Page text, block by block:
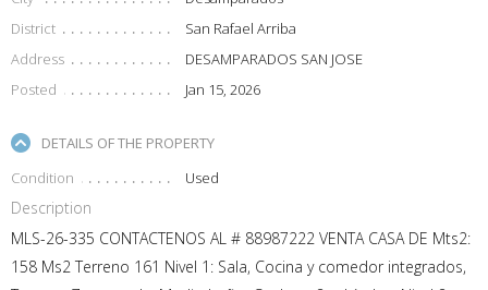
District
San Rafael Arriba
Address
DESAMPARADOS SAN JOSE
Posted
Jan 15, 2026
DETAILS OF THE PROPERTY
Condition
Used
Description
MLS-26-335 CONTACTENOS AL # 88987222 VENTA CASA DE Mts2:
158 Ms2 Terreno 161 Nivel 1: Sala, Cocina y comedor integrados,